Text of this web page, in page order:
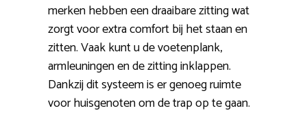
merken hebben een draaibare zitting wat
zorgt voor extra comfort bij het staan en
zitten. Vaak kunt u de voetenplank,
armleuningen en de zitting inklappen.
Dankzij dit systeem is er genoeg ruimte
voor huisgenoten om de trap op te gaan.